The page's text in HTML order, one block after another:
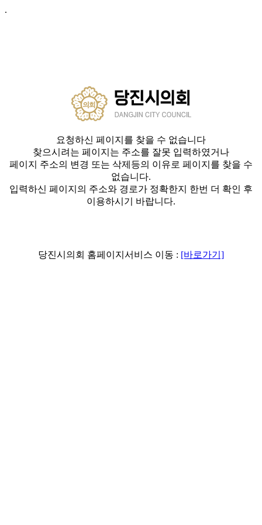
.
요청하신 페이지를 찾을 수 없습니다
찾으시려는 페이지는 주소를 잘못 입력하였거나
페이지 주소의 변경 또는 삭제등의 이유로 페이지를 찾을 수
없습니다.
입력하신 페이지의 주소와 경로가 정확한지 한번 더 확인 후
이용하시기 바랍니다.
당진시의회 홈페이지서비스 이동 : [바로가기]